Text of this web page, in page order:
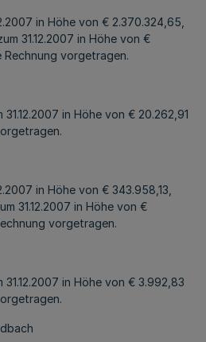
in Höhe von € 2.370.324,65,
31.12.2007 in Höhe von €
Rechnung vorgetragen.
in Höhe von € 20.262,91
in Höhe von € 343.958,13,
31.12.2007 in Höhe von €
vorgetragen.
in Höhe von € 3.992,83